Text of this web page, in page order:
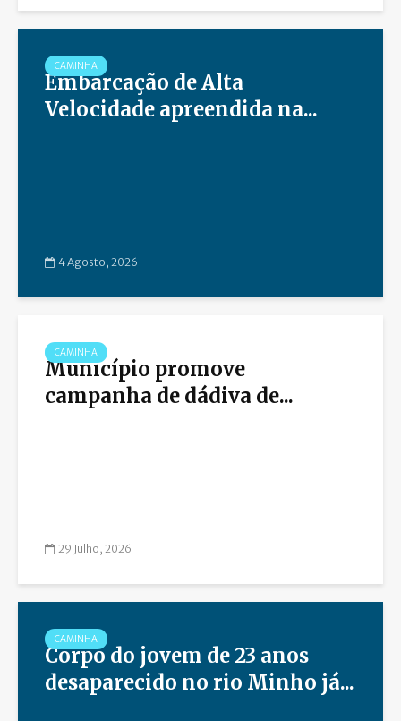
CAMINHA
Embarcação de Alta
Velocidade apreendida na...
4 Agosto, 2026
CAMINHA
Município promove
campanha de dádiva de...
29 Julho, 2026
CAMINHA
Corpo do jovem de 23 anos
desaparecido no rio Minho já...